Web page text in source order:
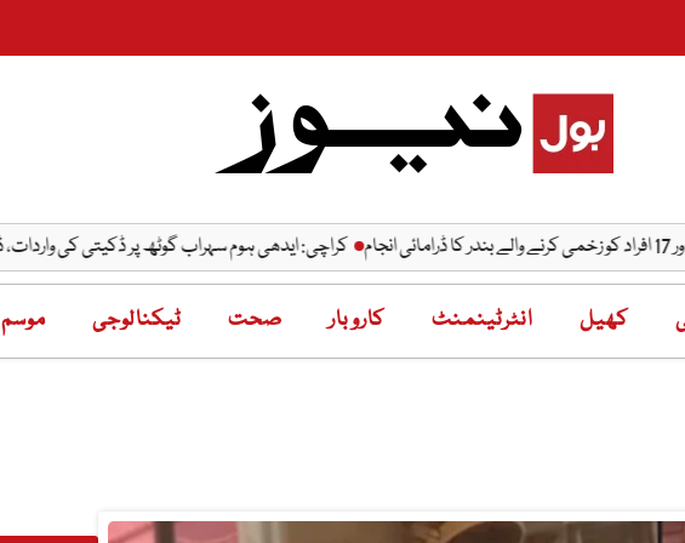
کراچی: ایدھی ہوم سہراب گوٹھ پر ڈکیتی کی واردات، ڈاکو 65 لاکھ لوٹ کر فرار
کھیل انٹرٹینمنٹ کاروبار صحت ٹیکنالوجی موسم